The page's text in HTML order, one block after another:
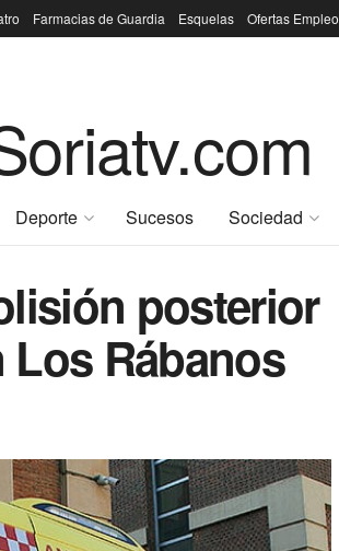
Farmacias de Guardia Esquelas Ofertas Empleo
Deporte Sucesos Sociedad
posterior
Rábanos